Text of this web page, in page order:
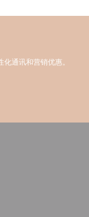
通讯和营销优惠。